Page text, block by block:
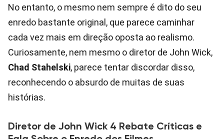
No entanto, o mesmo nem sempre é dito do seu
enredo bastante original, que parece caminhar
cada vez mais em direção oposta ao realismo.
Curiosamente, nem mesmo o diretor de John Wick,
Chad Stahelski, parece tentar discordar disso,
reconhecendo o absurdo de muitas de suas
histórias.
Diretor de John Wick 4 Rebate Críticas e